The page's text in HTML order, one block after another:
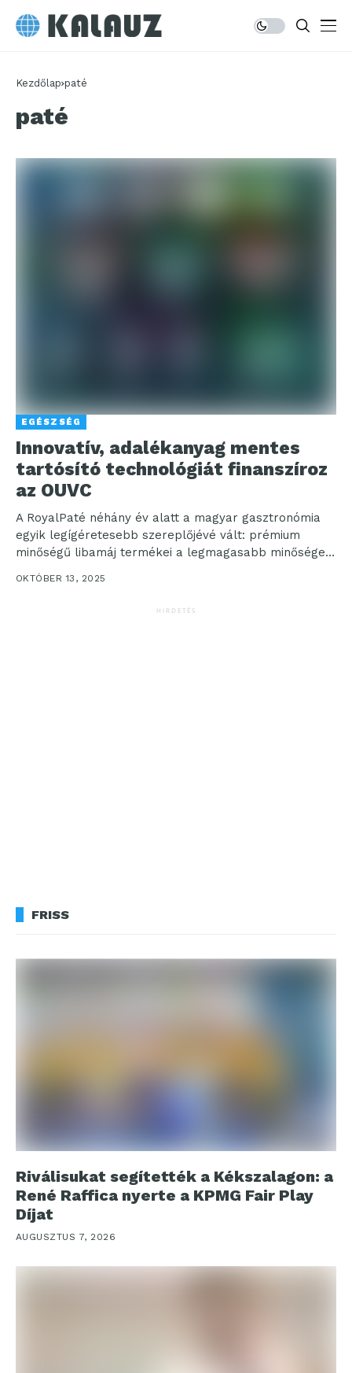
Kezdőlap paté
paté
EGÉSZSÉG
Innovatív, adalékanyag mentes
tartósító technológiát finanszíroz
az OUVC
A RoyalPaté néhány év alatt a magyar gasztronómia
egyik legígéretesebb szereplőjévé vált: prémium
minőségű libamáj termékei a legmagasabb minőséget
képviselik, és már nemzetközi...
OKTÓBER 13, 2025
HIRDETÉS
FRISS
Riválisukat segítették a Kékszalagon: a
René Raffica nyerte a KPMG Fair Play
Díjat
AUGUSZTUS 7, 2026